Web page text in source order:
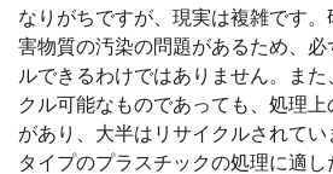
なりがちですが、現実は複雑です
害物質の汚染の問題があるため、必
ルできるわけではありません。ま
クル可能なものであっても、処理
があり、大半はリサイクルされて
タイプのプラスチックの処理に適